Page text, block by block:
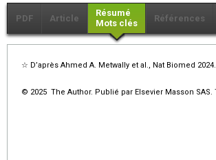
PDF Article
Résumé
Mots clés
Références
☆ D’après Ahmed A. Metwally et al., Nat Biomed
© 2025 The Author. Publié par Elsevier Masson SAS.